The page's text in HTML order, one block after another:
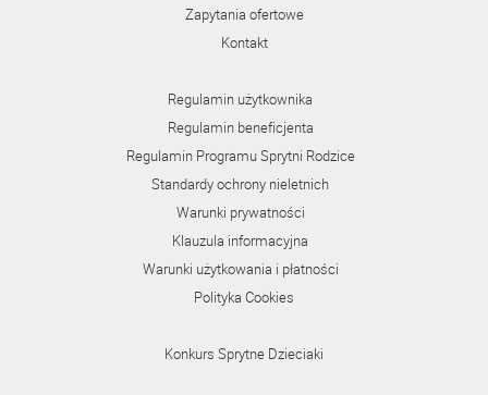
Zapytania ofertowe
Kontakt
Regulamin użytkownika
Regulamin beneficjenta
Regulamin Programu Sprytni Rodzice
Standardy ochrony nieletnich
Warunki prywatności
Klauzula informacyjna
Warunki użytkowania i płatności
Polityka Cookies
Konkurs Sprytne Dzieciaki